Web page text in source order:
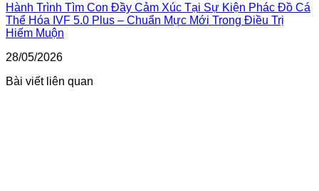
Hành Trình Tìm Con Đầy Cảm Xúc Tại Sự Kiện Phác Đồ Cá
Thể Hóa IVF 5.0 Plus – Chuẩn Mực Mới Trong Điều Trị
Hiếm Muộn
28/05/2026
Bài viết liên quan